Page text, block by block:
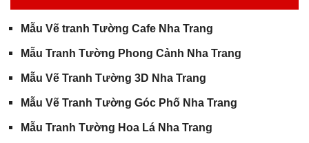
Mẫu Vẽ tranh Tường Cafe Nha Trang
Mẫu Tranh Tường Phong Cảnh Nha Trang
Mẫu Vẽ Tranh Tường 3D Nha Trang
Mẫu Vẽ Tranh Tường Góc Phố Nha Trang
Mẫu Tranh Tường Hoa Lá Nha Trang